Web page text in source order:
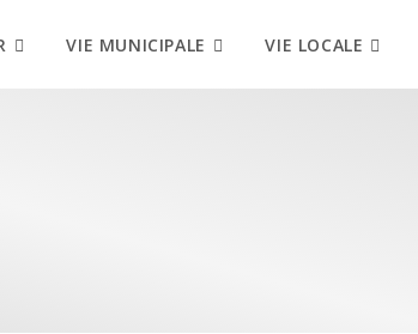
VIE MUNICIPALE VIE LOCALE